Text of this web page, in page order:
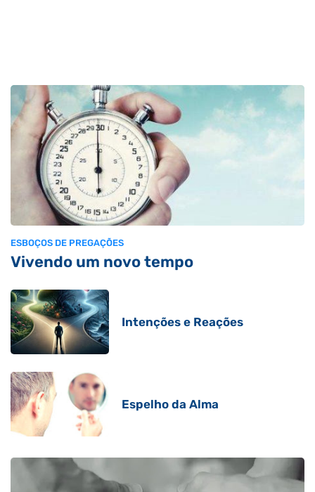
ESBOÇOS DE PREGAÇÕES
Vivendo um novo tempo
Intenções e Reações
Espelho da Alma